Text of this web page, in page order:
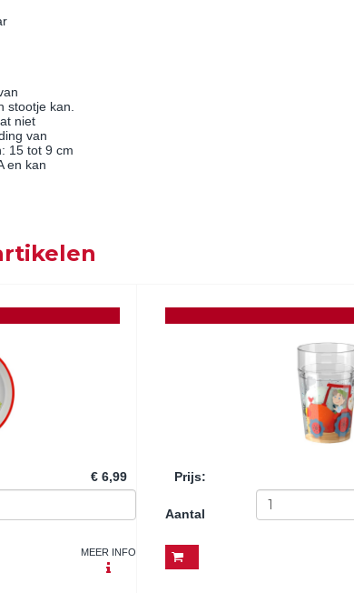
stootje kan.
niet
van
15 tot 9 cm
en kan
€ 6,99
MEER INFO
Prijs:
Aantal